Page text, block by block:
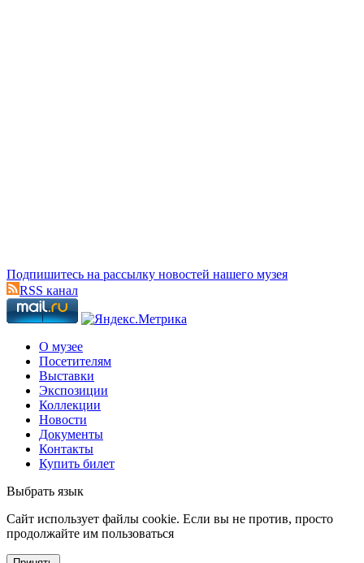
Подпишитесь на рассылку новостей нашего музея
RSS канал
О музее
Посетителям
Выставки
Экспозиции
Коллекции
Новости
Документы
Контакты
Купить билет
Выбрать язык
Cайт использует файлы cookie. Если вы не против, просто
продолжайте им пользоваться